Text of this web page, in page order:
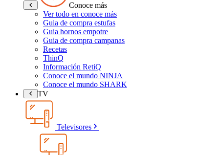
Conoce más
Ver todo en conoce más
Guia de compra estufas
Guia hornos empotre
Guia de compra campanas
Recetas
ThinQ
Información RetiQ
Conoce el mundo NINJA
Conoce el mundo SHARK
TV
Televisores